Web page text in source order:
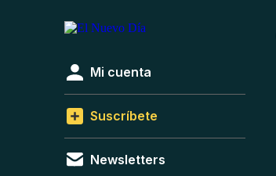
Mi cuenta
Suscríbete
Newsletters